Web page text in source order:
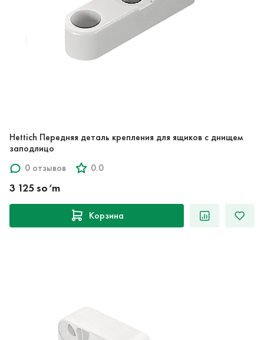
Hettich Передняя деталь крепления для ящиков с днищем
заподлицо
0 отзывов
0.0
3 125 so‘m
Корзина